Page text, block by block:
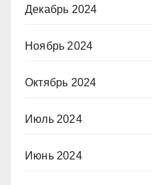
Декабрь 2024
Ноябрь 2024
Октябрь 2024
Июль 2024
Июнь 2024